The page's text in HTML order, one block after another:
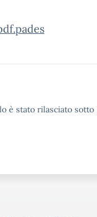
è stato rilasciato